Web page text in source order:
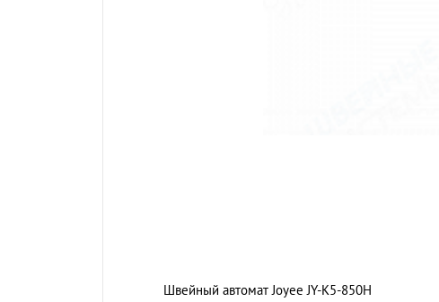
Швейный автомат Joyee JY-K5-850H